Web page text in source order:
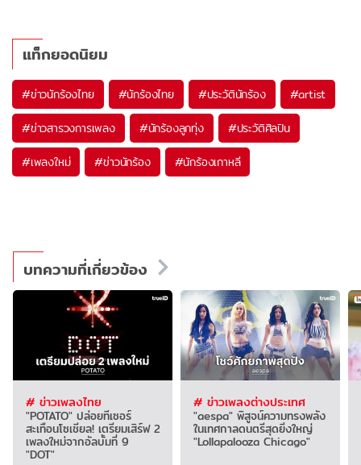
แท็กยอดนิยม
#ข่าวนักร้องไทย #นักร้องไทย #ประวัตินักร้อง #artist
#ข่าวสารวงการเพลง #นักร้องลูกทุ่ง #ประวัติศิลปิน
#เพลงใหม่ #ข่าวนักร้อง #นักร้องเกาหลี
บทความที่เกี่ยวข้อง
# ข่าวเพลงไทย
"POTATO" ปล่อยทีเซอร์
สะเทือนโซเชียล! เตรียมเสิร์ฟ 2
เพลงใหม่จากอัลบั้มที่ 9
"DOT"
# ข่าวเพลงต่างประเทศ
"aespa" พิสูจน์ความทรงพลัง
ในเทศกาลดนตรีสุดยิ่งใหญ่
"Lollapalooza Chicago"